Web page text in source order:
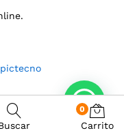
0
Carrito